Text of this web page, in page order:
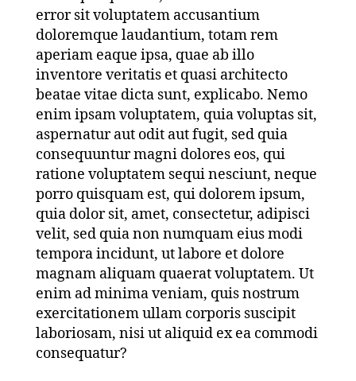
error sit voluptatem accusantium
doloremque laudantium, totam rem
aperiam eaque ipsa, quae ab illo
inventore veritatis et quasi architecto
beatae vitae dicta sunt, explicabo. Nemo
enim ipsam voluptatem, quia voluptas sit,
aspernatur aut odit aut fugit, sed quia
consequuntur magni dolores eos, qui
ratione voluptatem sequi nesciunt, neque
porro quisquam est, qui dolorem ipsum,
quia dolor sit, amet, consectetur, adipisci
velit, sed quia non numquam eius modi
tempora incidunt, ut labore et dolore
magnam aliquam quaerat voluptatem. Ut
enim ad minima veniam, quis nostrum
exercitationem ullam corporis suscipit
laboriosam, nisi ut aliquid ex ea commodi
consequatur?